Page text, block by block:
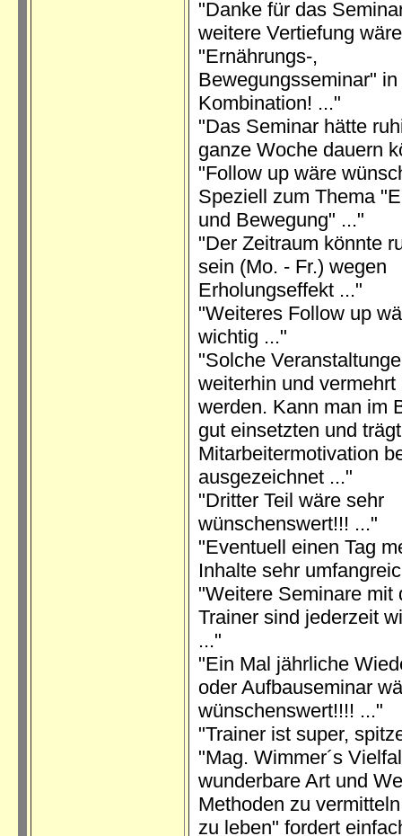
"Danke für das
weitere Vertiefung
"Ernährungs-,
Bewegungsseminar" in
Kombination! ..."
"Das Seminar hätte
ganze Woche dauern
"Follow up wäre
Speziell zum Thema
und Bewegung" ..."
"Der Zeitraum könnte
sein (Mo. - Fr.) wegen
Erholungseffekt ..."
"Weiteres Follow up
wichtig ..."
"Solche
weiterhin und vermehrt
werden. Kann man im
gut einsetzten und
Mitarbeitermotivation
ausgezeichnet ..."
"Dritter Teil wäre sehr
wünschenswert!!! ..."
"Eventuell einen Tag
Inhalte sehr
"Weitere Seminare mit
Trainer sind jederzeit
..."
"Ein Mal jährliche
oder Aufbauseminar
wünschenswert!!!! ..."
"Trainer ist super,
"Mag. Wimmer´s
wunderbare Art und
Methoden zu
zu leben" fordert